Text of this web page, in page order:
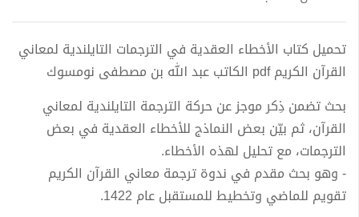
تحميل كتاب الأخطاء العقدية في الترجمات التايلندية لمعاني
القرآن الكريم pdf الكاتب عبد الله بن مصطفى نومسوك
بحث تضمن ذِكر موجز عن حركة الترجمة التايلندية لمعاني
القرآن، ثم بيّن بعض النماذج للأخطاء العقدية في بعض
الترجمات، مع تحليل لهذه الأخطاء.
- وهو بحث مقدم في ندوة ترجمة معاني القرآن الكريم
تقويم للماضي وتخطيط للمستقبل عام 1422.